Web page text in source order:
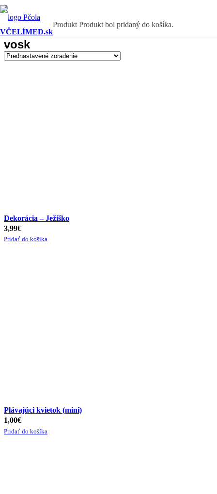
VČELÍMED.sk
Produkt Produkt bol pridaný do košíka.
vosk
Dekorácia – Ježiško
3,99€
Pridať do košíka
Plávajúci kvietok (mini)
1,00€
Pridať do košíka